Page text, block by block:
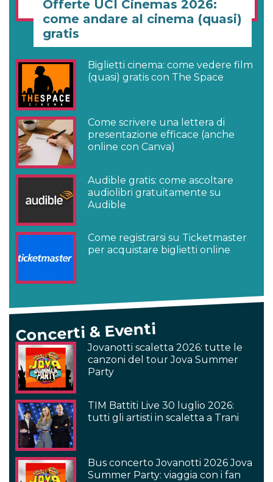
Offerte UCI Cinemas 2026:
come andare al cinema (quasi)
gratis
Biglietti cinema: come vedere film
(quasi) gratis con The Space
Come scrivere una lettera di
presentazione efficace (anche
online con Canva)
Audible gratis: come ascoltare
audiolibri gratuitamente su
Audible
Come registrarsi su Ticketmaster
per acquistare biglietti online
Concerti & Eventi
Jovanotti scaletta 2026: tutte le
canzoni del tour Jova Summer
Party
TIM Battiti Live 30 luglio 2026:
tutti gli artisti in scaletta a Trani
Bus concerto Jovanotti 2026 Jova
Summer Party: viaggia con i fan